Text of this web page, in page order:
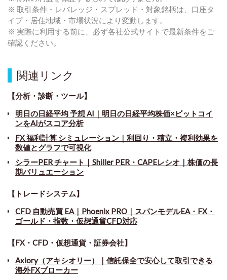
※ 取引条件・レバレッジ・スプレッド・対象銘柄は、口座タ
イプ・居住地域・市場状況により変動します。
※ 実際に利用する前に、必ず各社公式サイトで最新条件をご
確認ください。
関連リンク
【分析・診断・ツール】
明日の日経平均 予想 AI｜明日の日経平均株価×ビットコイ
ンをAIがスコア分析
FX 福利計算 シミュレーション｜利回り・積立・複利効果を
数値とグラフで可視化
シラーPER チャート ｜ Shiller PER・CAPEレシオ｜株価の長
期バリュエーション
【トレードシステム】
CFD 自動売買 EA｜Phoenix PRO｜スパンモデルEA・FX・
ゴールド・指数・仮想通貨CFD対応
【FX・CFD・仮想通貨・証券会社】
Axiory（アキシオリー）｜信託保全で安心して取引できる
海外FXブローカー